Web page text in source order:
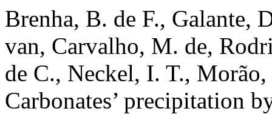
Brenha, B. de F., Galante,
van, Carvalho, M. de,
de C., Neckel, I. T.,
Carbonates’ precipitation